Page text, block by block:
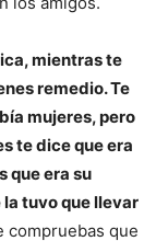
mientras te
remedio. Te
mujeres, pero
te dice que era
que era su
tuvo que llevar
compruebas que